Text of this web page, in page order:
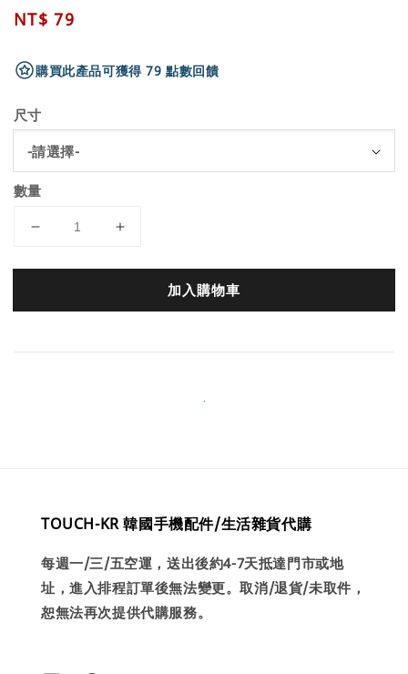
Regular
NT$ 79
購買此產品可獲得 79 點數回饋
尺寸
數量
加入購物車
TOUCH-KR 韓國手機配件/生活雜貨代購
每週一/三/五空運，送出後約4-7天抵達門市或地
址，進入排程訂單後無法變更。取消/退貨/未取件，
恕無法再次提供代購服務。